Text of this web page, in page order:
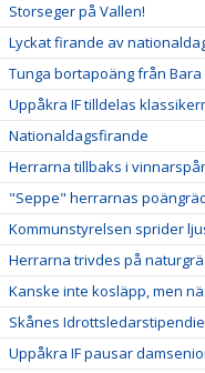
Storseger på Vallen!
Lyckat firande av
Tunga bortapoäng från Bara
Uppåkra IF tilldelas
Nationaldagsfirande
Herrarna tillbaks i
"Seppe" herrarnas
Kommunstyrelsen sprider
Herrarna trivdes på
Kanske inte kosläpp, men
Skånes
Uppåkra IF pausar